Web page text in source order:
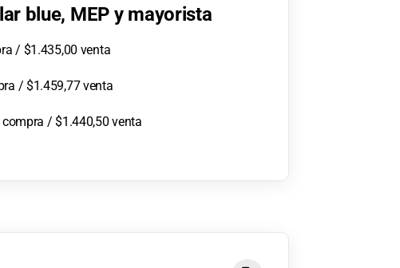
blue, MEP y mayorista
/ $1.435,00 venta
/ $1.459,77 venta
/ $1.440,50 venta